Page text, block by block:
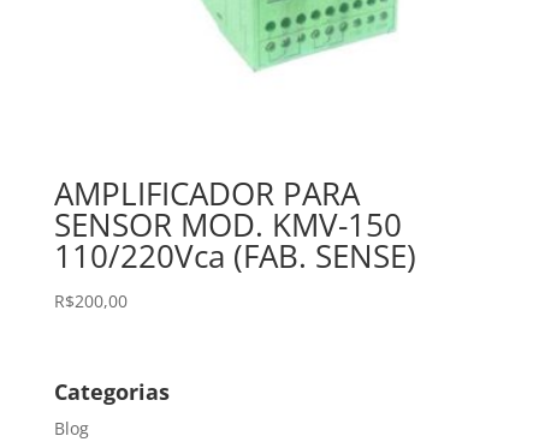
AMPLIFICADOR PARA
SENSOR MOD. KMV-150
110/220Vca (FAB. SENSE)
R$200,00
Categorias
Blog